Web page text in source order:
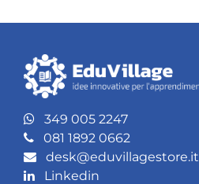
349 005 2247
081 1892 0662
desk@eduvillagestore.it
Linkedin